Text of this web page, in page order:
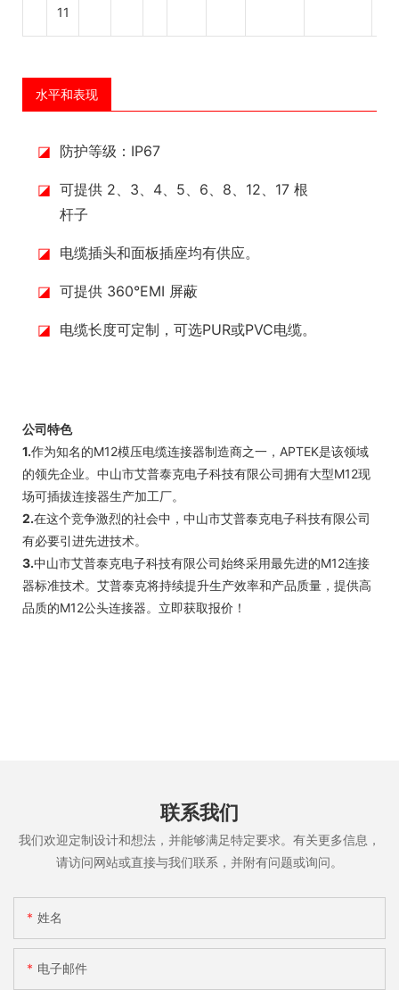
水平和表现
◪ 防护等级：IP67
◪ 可提供 2、3、4、5、6、8、12、17 根
杆子
◪ 电缆插头和面板插座均有供应。
◪ 可提供 360°EMI 屏蔽
◪ 电缆长度可定制，可选PUR或PVC电缆。
公司特色
1.作为知名的M12模压电缆连接器制造商之一，APTEK是该领域
的领先企业。中山市艾普泰克电子科技有限公司拥有大型M12现
场可插拔连接器生产加工厂。
2.在这个竞争激烈的社会中，中山市艾普泰克电子科技有限公司
有必要引进先进技术。
3.中山市艾普泰克电子科技有限公司始终采用最先进的M12连接
器标准技术。艾普泰克将持续提升生产效率和产品质量，提供高
品质的M12公头连接器。立即获取报价！
联系我们
我们欢迎定制设计和想法，并能够满足特定要求。有关更多信息，
请访问网站或直接与我们联系，并附有问题或询问。
姓名
电子邮件